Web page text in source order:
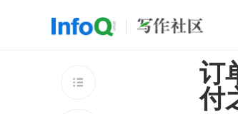
开源

订
付